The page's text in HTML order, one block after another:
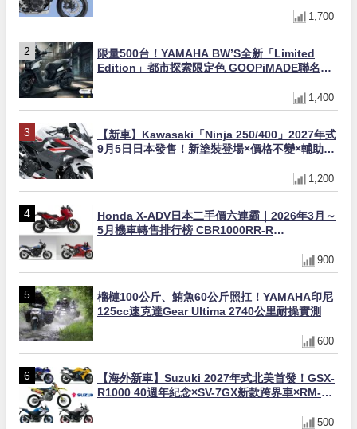
1,700
限量500台！YAMAHA BW’S全新「Limited
Edition」都市探索限定色 GOOPiMADE聯名包
1,400
【新車】Kawasaki「Ninja 250/400」2027年式
9月5日日本發售！新塗裝登場×價格不變×輔助滑
1,200
Honda X-ADV日本二手價六連霸｜2026年3月～
5月機車轉售排行榜 CBR1000RR-R
900
榴槤100公斤、鮪魚60公斤照扛！YAMAHA印尼
125cc速克達Gear Ultima 2740公里耐操實測
600
【海外新車】Suzuki 2027年式北美首發！GSX-
R1000 40週年紀念×SV-7GX新款跨界車×RM-
500